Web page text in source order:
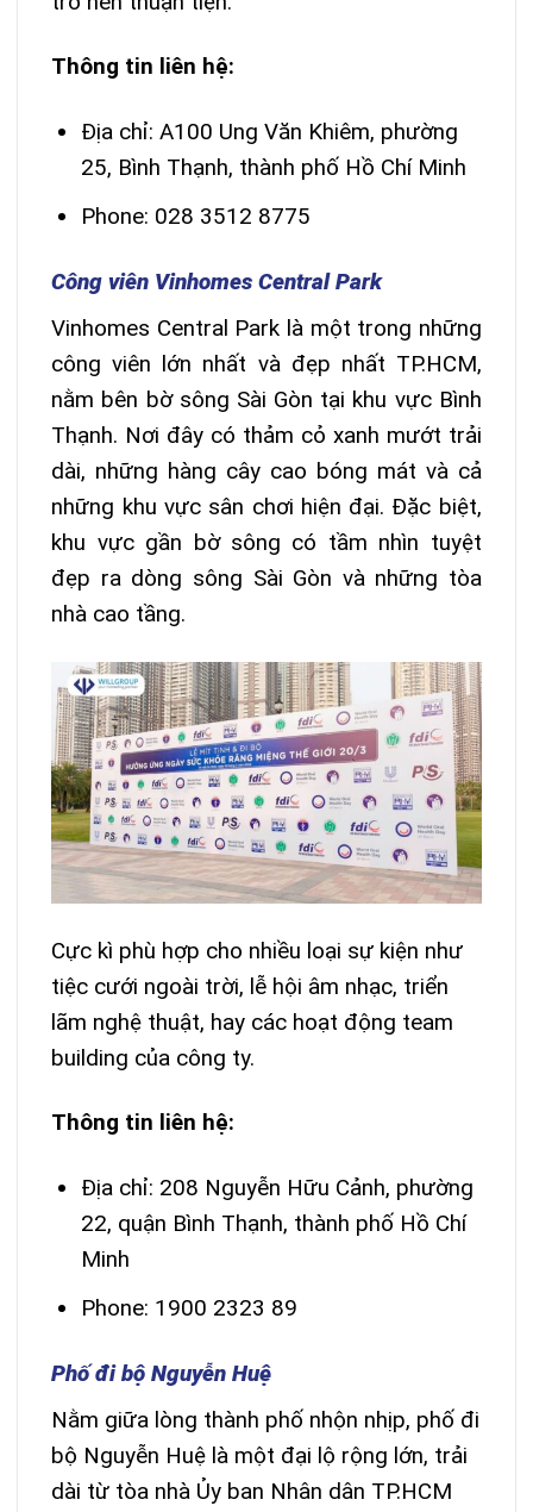
Thông tin liên hệ:
Địa chỉ: A100 Ung Văn Khiêm, phường
25, Bình Thạnh, thành phố Hồ Chí Minh
Phone: 028 3512 8775
Công viên Vinhomes Central Park
Vinhomes Central Park là một trong những
công viên lớn nhất và đẹp nhất TP.HCM,
nằm bên bờ sông Sài Gòn tại khu vực Bình
Thạnh. Nơi đây có thảm cỏ xanh mướt trải
dài, những hàng cây cao bóng mát và cả
những khu vực sân chơi hiện đại. Đặc biệt,
khu vực gần bờ sông có tầm nhìn tuyệt
đẹp ra dòng sông Sài Gòn và những tòa
nhà cao tầng.
Cực kì phù hợp cho nhiều loại sự kiện như
tiệc cưới ngoài trời, lễ hội âm nhạc, triển
lãm nghệ thuật, hay các hoạt động team
building của công ty.
Thông tin liên hệ:
Địa chỉ: 208 Nguyễn Hữu Cảnh, phường
22, quận Bình Thạnh, thành phố Hồ Chí
Minh
Phone: 1900 2323 89
Phố đi bộ Nguyễn Huệ
Nằm giữa lòng thành phố nhộn nhịp, phố đi
bộ Nguyễn Huệ là một đại lộ rộng lớn, trải
dài từ tòa nhà Ủy ban Nhân dân TP.HCM